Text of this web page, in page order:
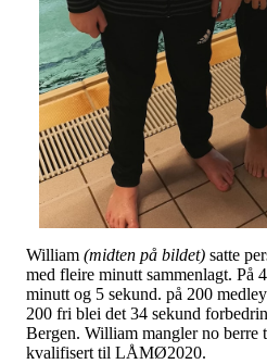
William (midten på bildet) satte
med fleire minutt sammenlagt. På
minutt og 5 sekund. på 200
200 fri blei det 34 sekund
Bergen. William mangler no
kvalifisert til LÅMØ2020.